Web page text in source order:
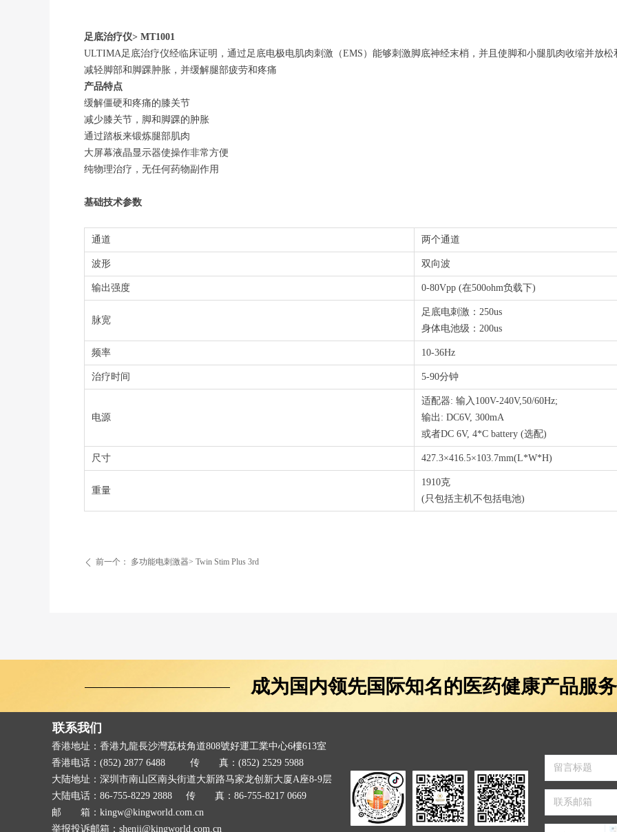
足底治疗仪> MT1001
ULTIMA足底治疗仪经临床证明，通过足底电极电肌肉刺激（EMS）能够刺激脚底神经末梢，并且使脚和小腿肌肉收缩并放
减轻脚部和脚踝肿胀，并缓解腿部疲劳和疼痛
产品特点
缓解僵硬和疼痛的膝关节
减少膝关节，脚和脚踝的肿胀
通过踏板来锻炼腿部肌肉
大屏幕液晶显示器使操作非常方便
纯物理治疗，无任何药物副作用
基础技术参数
通道 两个通道
波形 双向波
输出强度 0-80Vpp (在500ohm负载下)
脉宽
足底电刺激：250us
身体电池级：200us
频率 10-36Hz
治疗时间 5-90分钟
电源
适配器: 输入100V-240V,50/60Hz;
输出: DC6V, 300mA
或者DC 6V, 4*C battery (选配)
尺寸 427.3×416.5×103.7mm(L*W*H)
重量
1910克
(只包括主机不包括电池)
ꄴ 前一个： 多功能电刺激器> Twin Stim Plus 3rd
成为国内领先国际知名的医药健康产品服
联系我们
香港地址：香港九龍長沙灣荔枝角道808號好運工業中心6樓613室
香港电话：(852) 2877 6488 传 真：(852) 2529 5988
大陆地址：深圳市南山区南头街道大新路马家龙创新大厦A座8-9层
大陆电话：86-755-8229 2888 传 真：86-755-8217 0669
邮 箱：kingw@kingworld.com.cn
举报投诉邮箱：shenji@kingworld.com.cn